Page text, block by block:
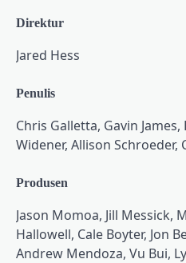
Direktur
Jared Hess
Penulis
Chris Galletta, Gavin
Widener, Allison Schroeder,
Produsen
Jason Momoa, Jill Messick,
Hallowell, Cale Boyter, Jon
Andrew Mendoza, Vu Bui,